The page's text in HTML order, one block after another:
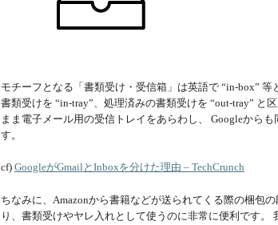
モチーフとなる「書類受け・受信箱」は英語で “in-box”
書類受けを “in-tray”、処理済みの書類受けを “out-tray” と
まま電子メール用の受信トレイをあらわし、 Googleから
す。
cf) GoogleがGmailとInboxを分けた理由 – TechCrunch
ちなみに、Amazonから書籍などが送られてくる際の梱包
り、書類受けやヤレ入れとして使うのに非常に便利です。